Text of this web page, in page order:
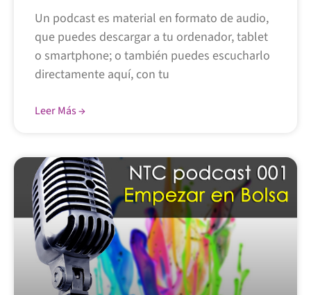
Un podcast es material en formato de audio,
que puedes descargar a tu ordenador, tablet
o smartphone; o también puedes escucharlo
directamente aquí, con tu
Leer Más →